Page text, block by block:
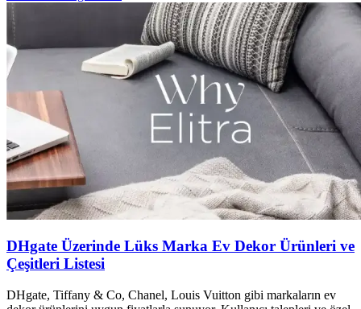
DHgate Üzerinde Lüks Marka Ev Dekor Ürünleri ve
Çeşitleri Listesi
DHgate, Tiffany & Co, Chanel, Louis Vuitton gibi markaların ev